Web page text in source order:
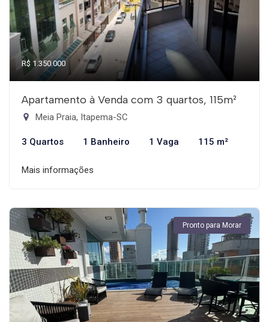
R$ 1.350.000
Apartamento à Venda com 3 quartos, 115m²
Meia Praia, Itapema-SC
3 Quartos 1 Banheiro 1 Vaga 115 m²
Mais informações
Pronto para Morar